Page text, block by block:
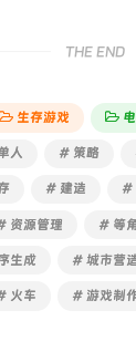
THE END
生存游戏
人 # 策略
# 建造 #
资源管理 # 等
生成 # 城市营
火车 # 游戏制